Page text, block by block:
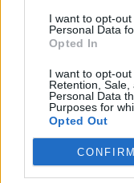
I want to opt-
Personal Data
Opted In
I want to opt-out
Retention,
Personal Data
Purposes for
Opted Out
CONFIRM
Savaitės vidurys
Žinios | Orai
Nufilmavo, kaip
vaizdas pribloškia